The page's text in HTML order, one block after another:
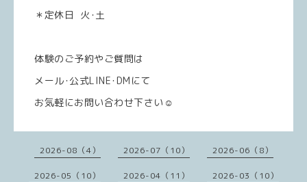
＊定休日 火･土
体験のご予約やご質問は
メール･公式LINE･DMにて
お気軽にお問い合わせ下さい☺️
2026-08（4） 2026-07（10） 2026-06（8）
2026-05（10） 2026-04（11） 2026-03（10）